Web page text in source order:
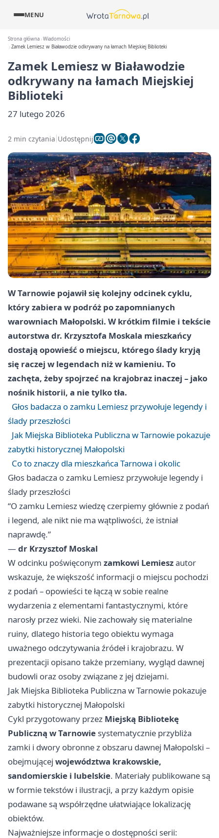
MENU
Strona główna Wiadomości
Zamek Lemiesz w Białawodzie odkrywany na łamach Miejskiej Biblioteki
Zamek Lemiesz w Białawodzie
odkrywany na łamach Miejskiej
Biblioteki
27 lutego 2026
2 min czytania Udostępnij
W Tarnowie pojawił się kolejny odcinek cyklu,
który zabiera w podróż po zapomnianych
warowniach Małopolski. W krótkim filmie i tekście
autorstwa dr. Krzysztofa Moskala mieszkańcy
dostają opowieść o miejscu, którego ślady kryją
się raczej w legendach niż w kamieniu. To
zachęta, żeby spojrzeć na krajobraz inaczej – jako
nośnik historii, a nie tylko tła.
Głos badacza o zamku Lemiesz przywołuje legendy i
ślady przeszłości
Jak Miejska Biblioteka Publiczna w Tarnowie pokazuje
zabytki historycznej Małopolski
Co to znaczy dla mieszkańca Tarnowa i okolic
Głos badacza o zamku Lemiesz przywołuje legendy i
ślady przeszłości
“O zamku Lemiesz wiedzę czerpiemy głównie z podań
i legend, ale nikt nie ma wątpliwości, że istniał
naprawdę.”
— dr Krzysztof Moskal
W odcinku poświęconym zamkowi Lemieszautor
wskazuje, że większość informacji o miejscu pochodzi
z podań – opowieści te łączą w sobie realne
wydarzenia z elementami fantastycznymi, które
narosły przez wieki. Nie zachowały się materialne
ruiny, dlatego historia tego obiektu wymaga
uważnego odczytywania źródeł i krajobrazu. W
prezentacji opisano także przemiany, wygląd dawnej
budowli oraz osoby związane z jej dziejami.
Jak Miejska Biblioteka Publiczna w Tarnowie pokazuje
zabytki historycznej Małopolski
Cykl przygotowany przez Miejską Bibliotekę
Publiczną w Tarnowie systematycznie przybliża
zamki i dwory obronne z obszaru dawnej Małopolski –
obejmującej województwa krakowskie,
sandomierskie i lubelskie. Materiały publikowane są
w formie tekstów i ilustracji, a przy każdym opisie
podawane są współrzędne ułatwiające lokalizację
obiektów.
Najważniejsze informacje o dostępności serii: